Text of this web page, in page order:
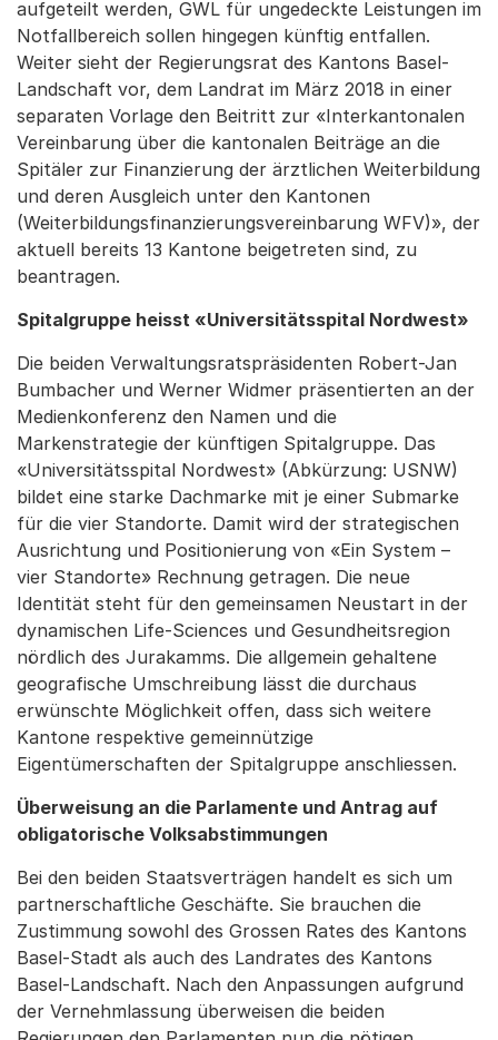
aufgeteilt werden, GWL für ungedeckte Leistungen im
Notfallbereich sollen hingegen künftig entfallen.
Weiter sieht der Regierungsrat des Kantons Basel-
Landschaft vor, dem Landrat im März 2018 in einer
separaten Vorlage den Beitritt zur «Interkantonalen
Vereinbarung über die kantonalen Beiträge an die
Spitäler zur Finanzierung der ärztlichen Weiterbildung
und deren Ausgleich unter den Kantonen
(Weiterbildungsfinanzierungsvereinbarung WFV)», der
aktuell bereits 13 Kantone beigetreten sind, zu
beantragen.
Spitalgruppe heisst «Universitätsspital Nordwest»
Die beiden Verwaltungsratspräsidenten Robert-Jan
Bumbacher und Werner Widmer präsentierten an der
Medienkonferenz den Namen und die
Markenstrategie der künftigen Spitalgruppe. Das
«Universitätsspital Nordwest» (Abkürzung: USNW)
bildet eine starke Dachmarke mit je einer Submarke
für die vier Standorte. Damit wird der strategischen
Ausrichtung und Positionierung von «Ein System –
vier Standorte» Rechnung getragen. Die neue
Identität steht für den gemeinsamen Neustart in der
dynamischen Life-Sciences und Gesundheitsregion
nördlich des Jurakamms. Die allgemein gehaltene
geografische Umschreibung lässt die durchaus
erwünschte Möglichkeit offen, dass sich weitere
Kantone respektive gemeinnützige
Eigentümerschaften der Spitalgruppe anschliessen.
Überweisung an die Parlamente und Antrag auf
obligatorische Volksabstimmungen
Bei den beiden Staatsverträgen handelt es sich um
partnerschaftliche Geschäfte. Sie brauchen die
Zustimmung sowohl des Grossen Rates des Kantons
Basel-Stadt als auch des Landrates des Kantons
Basel-Landschaft. Nach den Anpassungen aufgrund
der Vernehmlassung überweisen die beiden